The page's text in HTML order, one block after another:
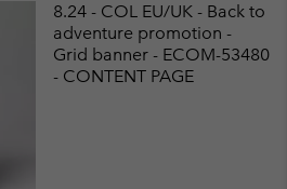
8.24 - COL EU/UK - Back to
adventure promotion -
Grid banner - ECOM-53480
- CONTENT PAGE